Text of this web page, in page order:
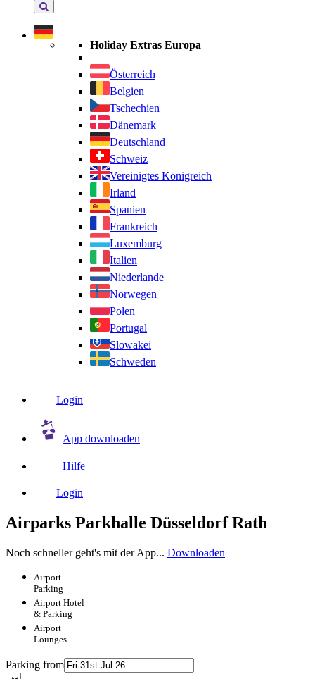
Holiday Extras durchsuchen
Holiday Extras Europa
Österreich
Belgien
Tschechien
Dänemark
Deutschland
Schweiz
Vereinigtes Königreich
Irland
Spanien
Frankreich
Luxemburg
Italien
Niederlande
Norwegen
Polen
Portugal
Slowakei
Schweden
Login
App downloaden
Hilfe
Login
Airparks Parkhalle Düsseldorf Rath
Noch schneller geht's mit der App... Downloaden
Airport
Parking
Airport Hotel
& Parking
Airport
Lounges
Parking from